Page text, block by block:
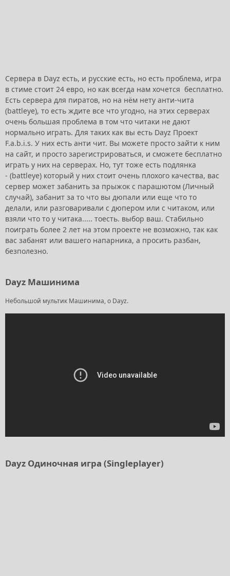
Сервера в Dayz есть, и русские есть, но есть проблема, игра
в стиме стоит 24 евро, но как всегда нам хочется бесплатно.
Есть сервера для пиратов, но на нём нету анти-чита
(battleye), то есть ждите все что угодно, на этих серверах
очень большая проблема в том что читаки не дают
нормально играть. Для таких как вы есть Dayz Проект
F.a.b.i.s. У них есть анти чит. Вы можете просто зайти к ним
на сайт, и просто зарегистрироваться, и сможете бесплатно
играть у них на серверах. Но, тут тоже есть подлянка
- (battleye) который у них стоит очень плохого качества, вас
сервер может забанить за прыжок с парашютом (Личный
случай), забанит за то что вы дюпали или еще что то
делали, или разговаривали с дюпером или с читаком, или
взяли что то у читака..... тоесть. выбор ваш. Стабильно
поиграть более 2 лет на этом проекте не возможно, так как
вас забанят или вашего напарника, а просить разбан,
безполезно.
Dayz Машинима
Небольшой мультик Машинима, о Dayz.
Dayz Одиночная игра (Singleplayer)